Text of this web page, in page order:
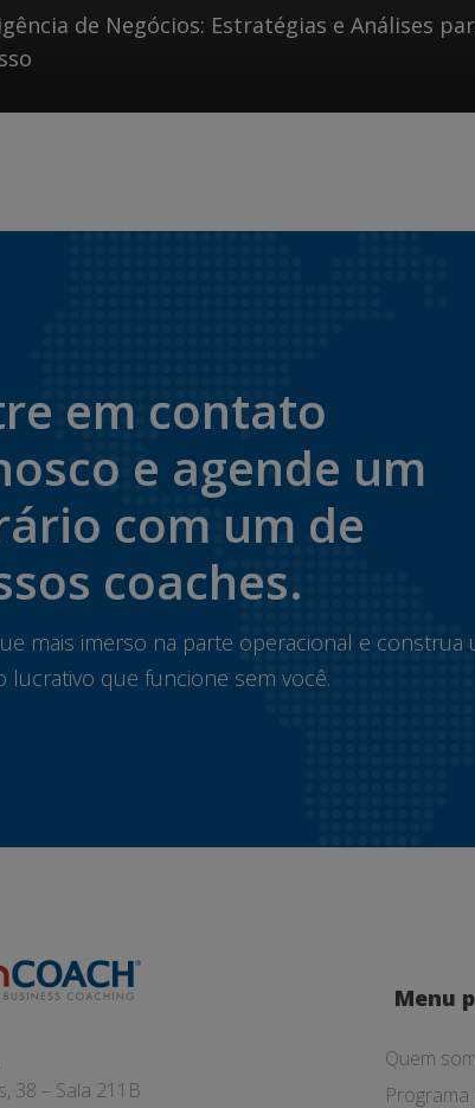
de Negócios: Estratégias e Análises
em contato
e agende um
com um de
coaches.
mais imerso na parte operacional e construa
lucrativo que funcione sem você.
38 – Sala 211B
Menu
Quem